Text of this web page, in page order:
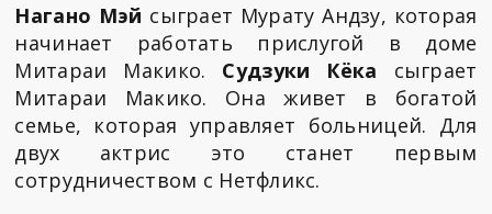
Нагано Мэй сыграет Мурату Андзу, которая
начинает работать прислугой в доме
Митараи Макико. Судзуки Кёка сыграет
Митараи Макико. Она живет в богатой
семье, которая управляет больницей. Для
двух актрис это станет первым
сотрудничеством с Нетфликс.